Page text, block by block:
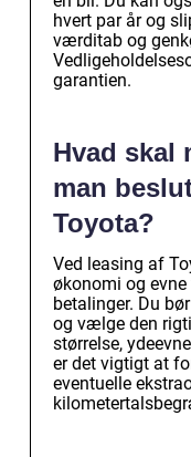
hvert par år og
værditab og
garantien.
Hvad skal
man
Toyota?
Ved leasing af
økonomi og
betalinger. Du
og vælge den
størrelse,
er det vigtigt at
eventuelle